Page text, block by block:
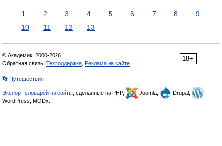
1 2 3 4 5 6 7 8
9
10
11 12 13
18+
© Академик, 2000-2026
Обратная связь: Техподдержка Реклама на сайте
👣 Путешествия
Экспорт словарей на сайты , сделанные на PHP, Joomla,
Drupal,
WordPress, MODx.